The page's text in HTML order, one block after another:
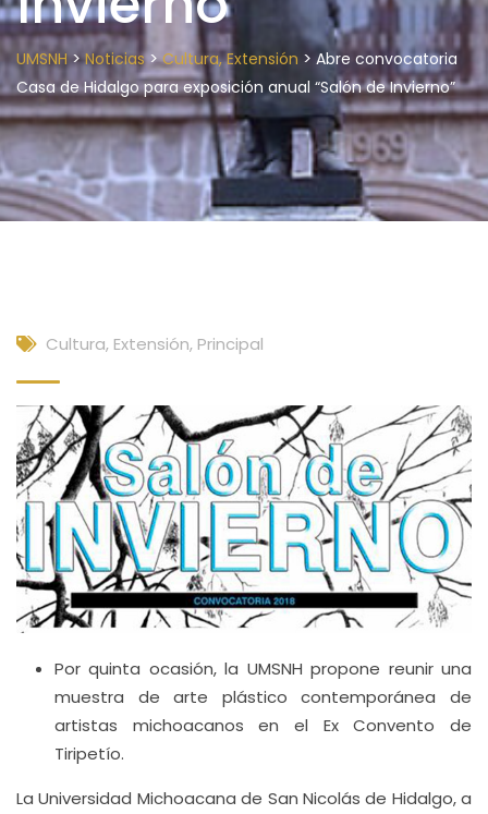
UMSNH>Noticias>Cultura, Extensión > Abre convocatoria
Casa de Hidalgo para exposición anual “Salón de Invierno”
Cultura, Extensión, Principal
Por quinta ocasión, la UMSNH propone reunir una
muestra de arte plástico contemporánea de
artistas michoacanos en el Ex Convento de
Tiripetío.
La Universidad Michoacana de San Nicolás de Hidalgo, a